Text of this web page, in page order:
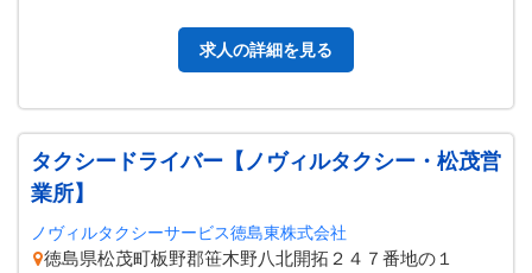
求人の詳細を見る
タクシードライバー【ノヴィルタクシー・松茂営
業所】
ノヴィルタクシーサービス徳島東株式会社
徳島県松茂町板野郡笹木野八北開拓２４７番地の１